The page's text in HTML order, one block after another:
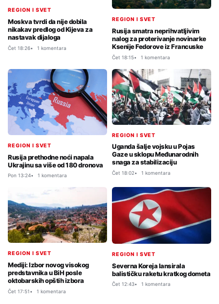
REGION I SVET
Moskva tvrdi da nije dobila
nikakav predlog od Kijeva za
nastavak dijaloga
Čet 18:26 1 komentara
REGION I SVET
Rusija smatra neprihvatljivim
nalog za proterivanje novinarke
Ksenije Fedorove iz Francuske
Čet 18:15 1 komentara
REGION I SVET
Rusija prethodne noći napala
Ukrajinu sa više od 180 dronova
Pon 13:24 1 komentara
REGION I SVET
Uganda šalje vojsku u Pojas
Gaze u sklopu Međunarodnih
snaga za stabilizaciju
Čet 18:02 1 komentara
REGION I SVET
Mediji: Izbor novog visokog
predstavnika u BiH posle
oktobarskih opštih izbora
Čet 17:51 1 komentara
REGION I SVET
Severna Koreja lansirala
balističku raketu kratkog dometa
Čet 12:43 1 komentara